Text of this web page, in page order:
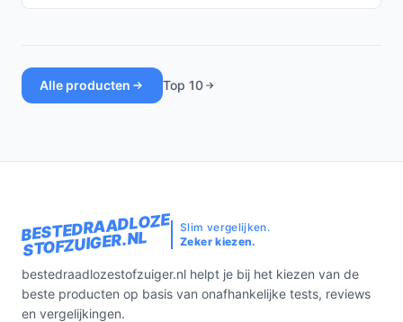
Alle producten Top 10
BESTEDRAADLOZE
STOFZUIGER.NL
Slim vergelijken.
Zeker kiezen.
bestedraadlozestofzuiger.nl helpt je bij het kiezen van de
beste producten op basis van onafhankelijke tests, reviews
en vergelijkingen.